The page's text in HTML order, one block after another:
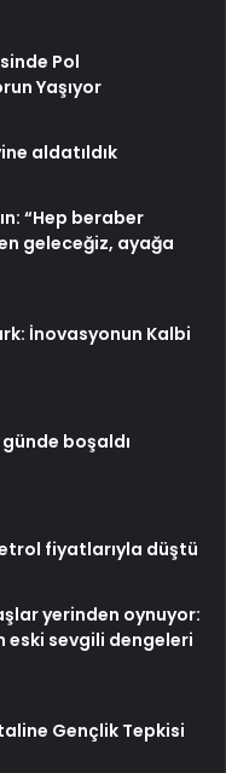
Pol
Yaşıyor
aldatıldık
“Hep beraber
geleceğiz, ayağa
İnovasyonun Kalbi
günde boşaldı
fiyatlarıyla düştü
yerinden oynuyor:
eski sevgili dengeleri
Gençlik Tepkisi